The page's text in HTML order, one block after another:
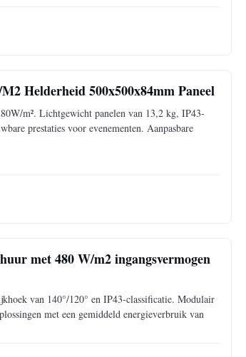
Helderheid 500x500x84mm Paneel
m². Lichtgewicht panelen van 13,2 kg, IP43-
prestaties voor evenementen. Aanpasbare
met 480 W/m2 ingangsvermogen
van 140°/120° en IP43-classificatie. Modulair
met een gemiddeld energieverbruik van